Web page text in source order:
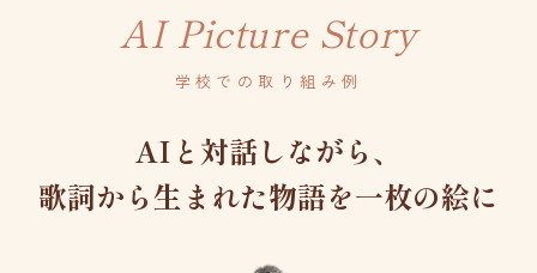
AI Picture Story
学校での取り組み例
AIと対話しながら、
歌詞から生まれた物語を一枚の絵に